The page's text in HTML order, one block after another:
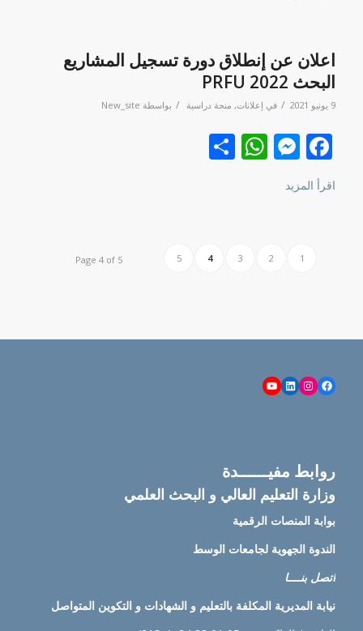
اعلان عن إنطلاق دورة تسجيل المشاريع
البحث PRFU 2022
9 يونيو 2021 / في إعلانات, منحة دراسية / بواسطة New_site
Facebook
Messenger
WhatsApp
نشر
اقرأ المزيد
Page 4 of 5 1
2
3
4
5
Facebook
Instagram
LinkedIn
YouTube
روابط مفيــــــدة
وزارة التعليم العالي و البحث العلمي
بوابة المنصات الرقمية
الندوة الجهوية لجامعات الوسط
اتصل بنــــا
نيابة المديرية المكلفة بالتعليم و الشهادات و التكوين المتواصل